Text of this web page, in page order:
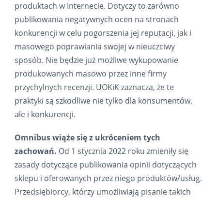
produktach w Internecie. Dotyczy to zarówno
publikowania negatywnych ocen na stronach
konkurencji w celu pogorszenia jej reputacji, jak i
masowego poprawiania swojej w nieuczciwy
sposób. Nie będzie już możliwe wykupowanie
produkowanych masowo przez inne firmy
przychylnych recenzji. UOKiK zaznacza, że te
praktyki są szkodliwe nie tylko dla konsumentów,
ale i konkurencji.
Omnibus wiąże się z ukróceniem tych
zachowań. Od 1 stycznia 2022 roku zmieniły się
zasady dotyczące publikowania opinii dotyczących
sklepu i oferowanych przez niego produktów/usług.
Przedsiębiorcy, którzy umożliwiają pisanie takich